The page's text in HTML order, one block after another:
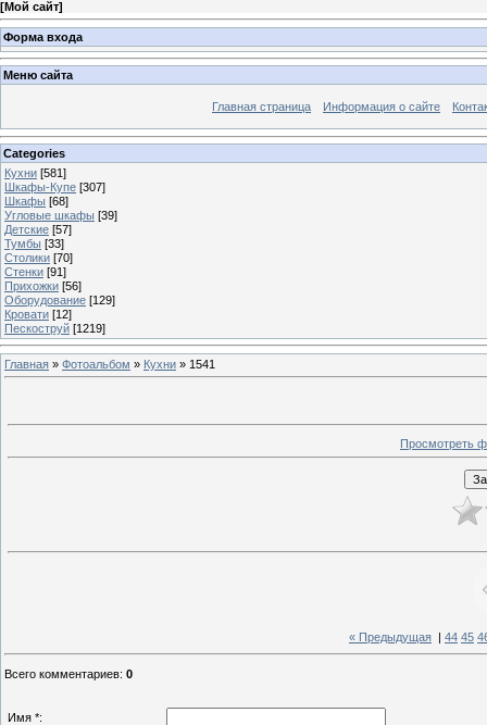
[Мой сайт]
Форма входа
Меню сайта
Главная страница Информация о сайте
Categories
Кухни [581]
Шкафы-Купе [307]
Шкафы [68]
Угловые шкафы [39]
Детские [57]
Тумбы [33]
Столики [70]
Стенки [91]
Прихожки [56]
Оборудование [129]
Кровати [12]
Пескоструй [1219]
Главная » Фотоальбом » Кухни » 1541
Просмотреть
« Предыдущая 44 45
Всего комментариев: 0
Имя *: